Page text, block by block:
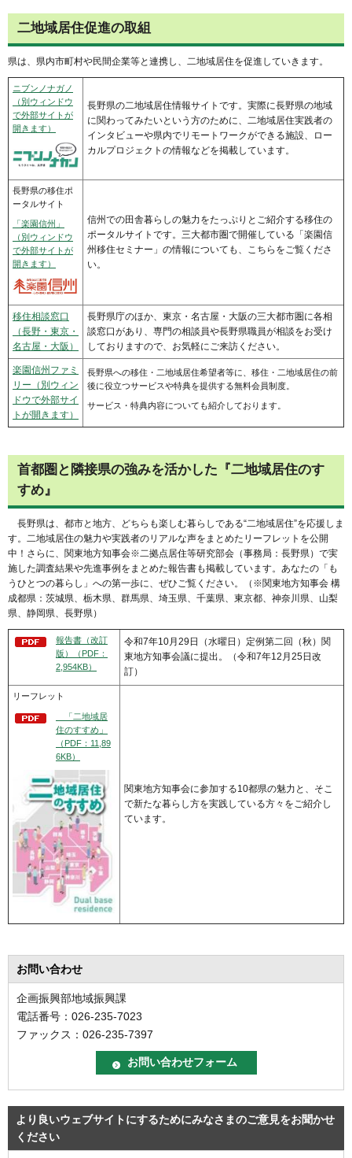
二地域居住促進の取組
県は、県内市町村や民間企業等と連携し、二地域居住を促進していきます。
ニブンノナガノ
（別ウィンドウ
で外部サイトが
開きます）
長野県の二地域居住情報サイトです。実際に長野県の地域
に関わってみたいという方のために、二地域居住実践者の
インタビューや県内でリモートワークができる施設、ロー
カルプロジェクトの情報などを掲載しています。
長野県の移住ポ
ータルサイト
「楽園信州」
（別ウィンドウ
で外部サイトが
開きます）
信州での田舎暮らしの魅力をたっぷりとご紹介する移住の
ポータルサイトです。三大都市圏で開催している「楽園信
州移住セミナー」の情報についても、こちらをご覧くださ
い。
移住相談窓口
（長野・東京・
名古屋・大阪）
長野県庁のほか、東京・名古屋・大阪の三大都市圏に各相
談窓口があり、専門の相談員や長野県職員が相談をお受け
しておりますので、お気軽にご来訪ください。
楽園信州ファミ
リー（別ウィン
ドウで外部サイ
トが開きます）
長野県への移住・二地域居住希望者等に、移住・二地域居住の前
後に役立つサービスや特典を提供する無料会員制度。
サービス・特典内容についても紹介しております。
首都圏と隣接県の強みを活かした『二地域居住のす
すめ』
長野県は、都市と地方、どちらも楽しむ暮らしである“二地域居住”を応援しま
す。二地域居住の魅力や実践者のリアルな声をまとめたリーフレットを公開
中！さらに、関東地方知事会※二拠点居住等研究部会（事務局：長野県）で実
施した調査結果や先進事例をまとめた報告書も掲載しています。あなたの「も
うひとつの暮らし」への第一歩に、ぜひご覧ください。（※関東地方知事会 構
成都県：茨城県、栃木県、群馬県、埼玉県、千葉県、東京都、神奈川県、山梨
県、静岡県、長野県）
報告書（改訂
版）（PDF：
2,954KB）
令和7年10月29日（水曜日）定例第二回（秋）関
東地方知事会議に提出。（令和7年12月25日改
訂）
リーフレット
「二地域居
住のすすめ」
（PDF：11,89
6KB）
関東地方知事会に参加する10都県の魅力と、そこ
で新たな暮らし方を実践している方々をご紹介し
ています。
お問い合わせ
企画振興部地域振興課
電話番号：026-235-7023
ファックス：026-235-7397
より良いウェブサイトにするためにみなさまのご意見をお聞かせ
ください